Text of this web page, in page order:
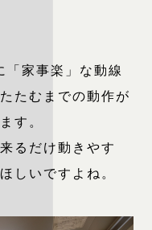
家事楽」な動線
たむまでの動作が
す。
るだけ動きやす
しいですよね。